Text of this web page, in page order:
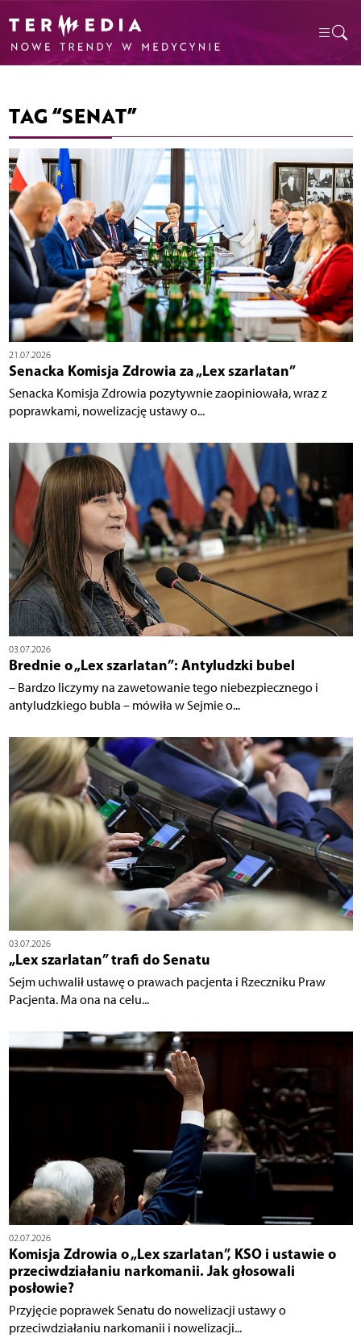
TAG “SENAT”
21.07.2026
Senacka Komisja Zdrowia za „Lex szarlatan”
Senacka Komisja Zdrowia pozytywnie zaopiniowała, wraz z
poprawkami, nowelizację ustawy o...
03.07.2026
Brednie o „Lex szarlatan”: Antyludzki bubel
– Bardzo liczymy na zawetowanie tego niebezpiecznego i
antyludzkiego bubla – mówiła w Sejmie o...
03.07.2026
„Lex szarlatan” trafi do Senatu
Sejm uchwalił ustawę o prawach pacjenta i Rzeczniku Praw
Pacjenta. Ma ona na celu...
02.07.2026
Komisja Zdrowia o „Lex szarlatan”, KSO i ustawie o
przeciwdziałaniu narkomanii. Jak głosowali
posłowie?
Przyjęcie poprawek Senatu do nowelizacji ustawy o
przeciwdziałaniu narkomanii i nowelizacji...